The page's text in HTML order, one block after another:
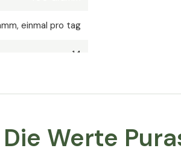
, einmal pro tag
14
Gelatinefrei
Die Werte